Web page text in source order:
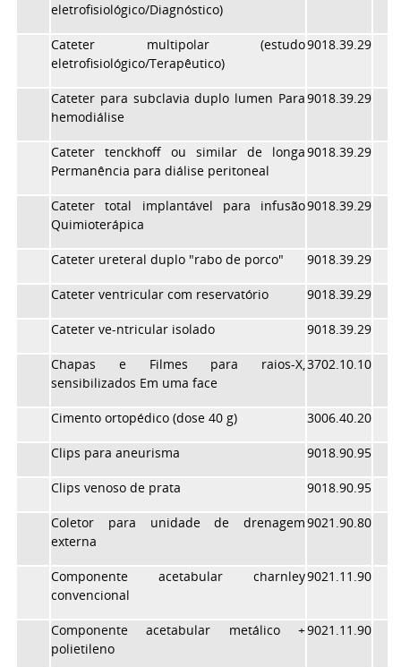
eletrofisiológico/Diagnóstico)
Cateter multipolar (estudo
eletrofisiológico/Terapêutico)
9018.39.29
Cateter para subclavia duplo lumen Para
hemodiálise
9018.39.29
Cateter tenckhoff ou similar de longa
Permanência para diálise peritoneal
9018.39.29
Cateter total implantável para infusão
Quimioterápica
9018.39.29
Cateter ureteral duplo "rabo de porco" 9018.39.29
Cateter ventricular com reservatório 9018.39.29
Cateter ve-ntricular isolado 9018.39.29
Chapas e Filmes para raios-X,
sensibilizados Em uma face
3702.10.10
Cimento ortopédico (dose 40 g) 3006.40.20
Clips para aneurisma 9018.90.95
Clips venoso de prata 9018.90.95
Coletor para unidade de drenagem
externa
9021.90.80
Componente acetabular charnley
convencional
9021.11.90
Componente acetabular metálico +
polietileno
9021.11.90